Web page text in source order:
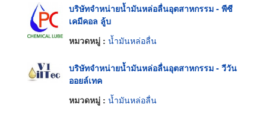
บริษัทจำหน่ายน้ำมันหล่อลื่นอุตสาหกรรม - พีซี
เคมีคอล ลู้บ
หมวดหมู่ : น้ำมันหล่อลื่น
บริษัทจำหน่ายน้ำมันหล่อลื่นอุตสาหกรรม - วีวัน
ออยล์เทค
หมวดหมู่ : น้ำมันหล่อลื่น